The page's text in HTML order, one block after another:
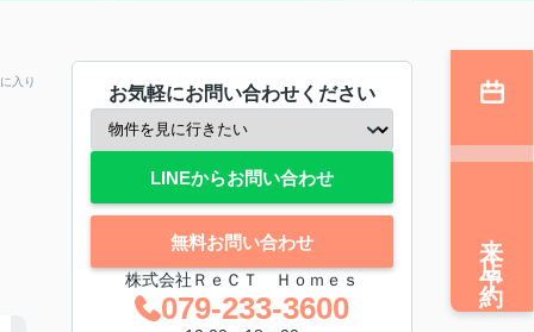
入り
お気軽にお問い合わせください
LINEからお問い合わせ
無料お問い合わせ
株式会社ＲｅＣＴ Ｈｏｍｅｓ
079-233-3600
来店予約